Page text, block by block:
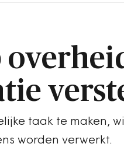
taak te maken,
worden verwerkt.